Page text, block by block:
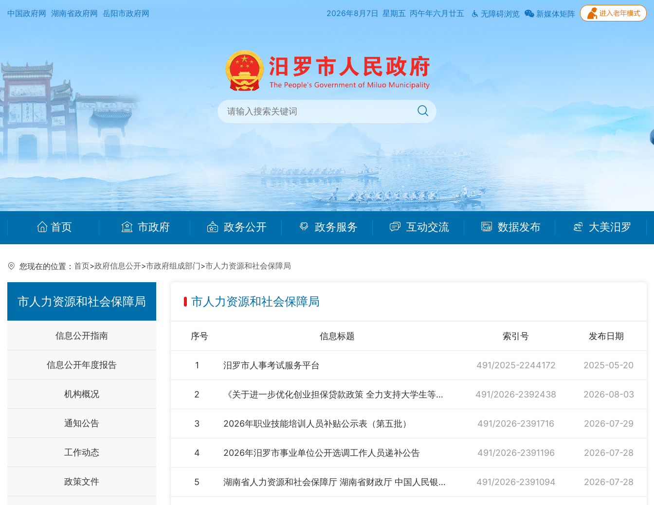
中国政府网 湖南省政府网 岳阳市政府网 2026年8月7日 星期五 丙午年六月廿五 无障碍浏览 新媒体矩阵
首页 市政府 政务公开 政务服务 互动交流 数据发布 大美汨罗
您现在的位置： 首页>政府信息公开>市政府组成部门>市人力资源和社会保障局
市人力资源和社会保障局
信息公开指南
信息公开年度报告
机构概况
通知公告
工作动态
政策文件
市人力资源和社会保障局
序号 信息标题 索引号 发布日期
1 汨罗市人事考试服务平台 491/2025-2244172 2025-05-20
2 《关于进一步优化创业担保贷款政策 全力支持大学生等重点群体创业的通知》解读 491/2026-2392438 2026-08-03
3 2026年职业技能培训人员补贴公示表（第五批） 491/2026-2391716 2026-07-29
4 2026年汨罗市事业单位公开选调工作人员递补公告 491/2026-2391196 2026-07-28
5 湖南省人力资源和社会保障厅 湖南省财政厅 中国人民银行湖南省分行关于进一步优化创业担保贷款政策全力支持大学生等重点群体创业的通知 491/2026-2391094 2026-07-28